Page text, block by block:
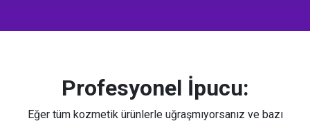
Profesyonel İpucu:
Eğer tüm kozmetik ürünlerle uğraşmıyorsanız ve bazı